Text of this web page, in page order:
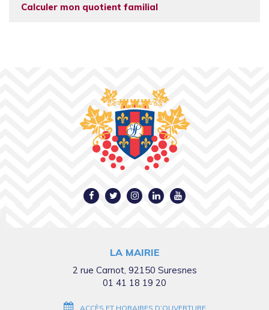
Calculer mon quotient familial
Lien
Facebook
Lien
Twitter
Lien
Instagram
Lien
Linkedin
Lien
LA MAIRIE
2 rue Carnot, 92150 Suresnes
01 41 18 19 20
ACCÈS ET HORAIRES D’OUVERTURE